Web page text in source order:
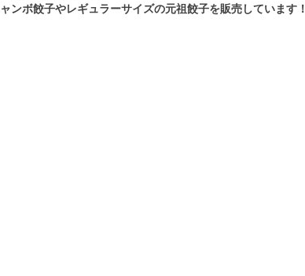
ンボ餃子やレギュラーサイズの元祖餃子を販売しています！